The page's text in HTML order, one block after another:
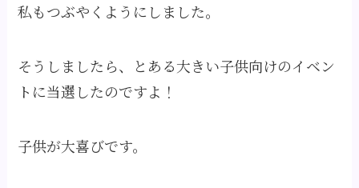
私もつぶやくようにしました。
そうしましたら、とある大きい子供向けのイベン
トに当選したのですよ！
子供が大喜びです。